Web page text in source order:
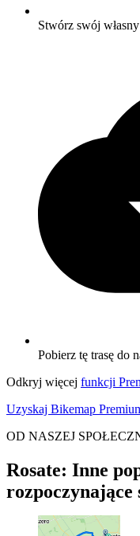
Stwórz swój
Pobierz tę trasę do
Odkryj więcej funkcji
Uzyskaj Bikemap
OD NASZEJ
Rosate: Inne
rozpoczynające